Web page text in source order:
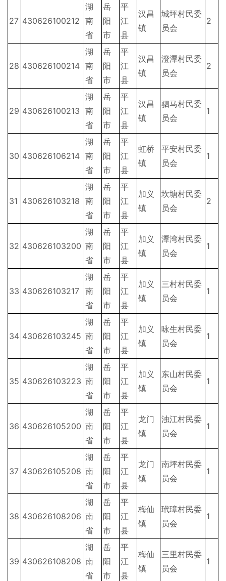
27 430626100212
湖
南
省
岳
阳
市
平
江
县
汉昌
镇
城坪村民委
员会
2
28 430626100214
湖
南
省
岳
阳
市
平
江
县
汉昌
镇
澄潭村民委
员会
2
29 430626100213
湖
南
省
岳
阳
市
平
江
县
汉昌
镇
驷马村民委
员会
1
30 430626106214
湖
南
省
岳
阳
市
平
江
县
虹桥
镇
平安村民委
员会
1
31 430626103218
湖
南
省
岳
阳
市
平
江
县
加义
镇
坎塘村民委
员会
2
32 430626103200
湖
南
省
岳
阳
市
平
江
县
加义
镇
潭湾村民委
员会
1
33 430626103217
湖
南
省
岳
阳
市
平
江
县
加义
镇
三村村民委
员会
1
34 430626103245
湖
南
省
岳
阳
市
平
江
县
加义
镇
咏生村民委
员会
1
35 430626103223
湖
南
省
岳
阳
市
平
江
县
加义
镇
东山村民委
员会
1
36 430626105200
湖
南
省
岳
阳
市
平
江
县
龙门
镇
浊江村民委
员会
1
37 430626105208
湖
南
省
岳
阳
市
平
江
县
龙门
镇
南坪村民委
员会
1
38 430626108206
湖
南
省
岳
阳
市
平
江
县
梅仙
镇
玳璋村民委
员会
1
39 430626108208
湖
南
省
岳
阳
市
平
江
县
梅仙
镇
三里村民委
员会
1